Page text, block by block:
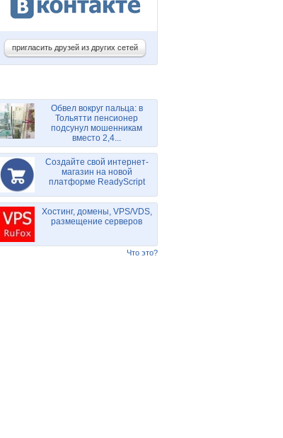
пригласить друзей из других сетей
Обвел вокруг пальца: в
Тольятти пенсионер
подсунул мошенникам
вместо 2,4...
Создайте свой интернет-
магазин на новой
платформе ReadyScript
Хостинг, домены, VPS/VDS,
размещение серверов
Что это?